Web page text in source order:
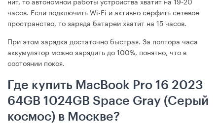
часов. Если подключить Wi-Fi и активно серфить сетевое
пространство, то заряда батареи хватит на 15 часов.
При этом зарядка достаточно быстрая. За полтора часа
аккумулятор можно зарядить до 100%, понятно, что в
состоянии покоя.
Где купить MacBook Pro 16 2023
64GB 1024GB Space Gray (Серый
космос) в Москве?